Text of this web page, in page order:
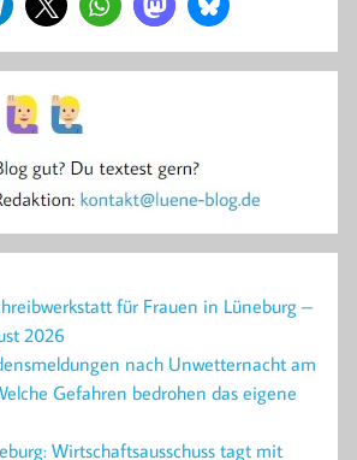
für Frauen in Lüneburg –
2026
nach Unwetternacht am
Gefahren bedrohen das eigene
Wirtschaftsausschuss tagt mit